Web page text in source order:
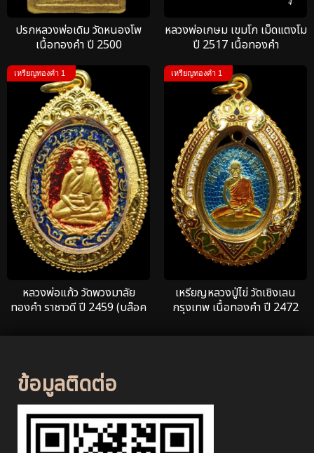
ปรกหลวงพ่อเดิม วัดหนองโพ
เนื้อทองคำ ปี 2500
หลวงพ่อเกษม เขมโก เม็ดแตงโม
ปี 2517 เนื้อทองคำ
เหรียญทองคำ 1
หลวงพ่อแก้ว วัดพวงมาลัย
ทองคำ ราชาวดี ปี 2459 (บล๊อค
เหรียญทองคำ 1
เหรียญหลวงปู่ไข่ วัดเชิงเลน
กรุงเทพ เนื้อทองคำ ปี 2472
ข้อมูลติดต่อ